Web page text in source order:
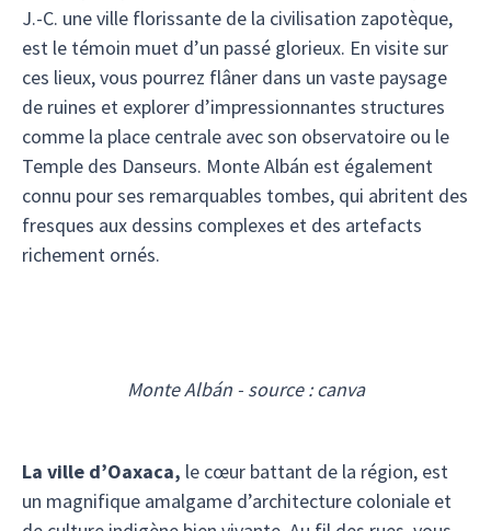
J.-C. une ville florissante de la civilisation zapotèque,
est le témoin muet d’un passé glorieux. En visite sur
ces lieux, vous pourrez flâner dans un vaste paysage
de ruines et explorer d’impressionnantes structures
comme la place centrale avec son observatoire ou le
Temple des Danseurs. Monte Albán est également
connu pour ses remarquables tombes, qui abritent des
fresques aux dessins complexes et des artefacts
richement ornés.
Monte Albán - source : canva
La ville d’Oaxaca, le cœur battant de la région, est
un magnifique amalgame d’architecture coloniale et